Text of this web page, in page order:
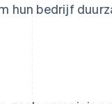
hun bedrijf